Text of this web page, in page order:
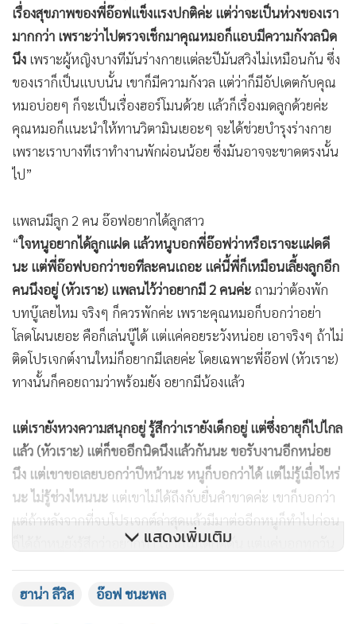
เรื่องสุขภาพของพี่อ๊อฟแข็งแรงปกติค่ะ แต่ว่าจะเป็นห่วงของเรา
มากกว่า เพราะว่าไปตรวจเช็กมาคุณหมอก็แอบมีความกังวลนิด
นึง เพราะผู้หญิงบางทีมันร่างกายแต่ละปีมันสวิงไม่เหมือนกัน ซึ่ง
ของเราก็เป็นแบบนั้น เขาก็มีความกังวล แต่ว่าก็มีอัปเดตกับคุณ
หมอบ่อยๆ ก็จะเป็นเรื่องฮอร์โมนด้วย แล้วก็เรื่องมดลูกด้วยค่ะ
คุณหมอก็แนะนำให้ทานวิตามินเยอะๆ จะได้ช่วยบำรุงร่างกาย
เพราะเราบางทีเราทำงานพักผ่อนน้อย ซึ่งมันอาจจะขาดตรงนั้น
ไป”
แพลนมีลูก 2 คน อ๊อฟอยากได้ลูกสาว
“ใจหนูอยากได้ลูกแฝด แล้วหนูบอกพี่อ๊อฟว่าหรือเราจะแฝดดี
นะ แต่พี่อ๊อฟบอกว่าขอทีละคนเถอะ แค่นี้พี่ก็เหมือนเลี้ยงลูกอีก
คนนึงอยู่ (หัวเราะ) แพลนไว้ว่าอยากมี 2 คนค่ะ ถามว่าต้องพัก
บทบู๊เลยไหม จริงๆ ก็ควรพักค่ะ เพราะคุณหมอก็บอกว่าอย่า
โลดโผนเยอะ คือก็เล่นบู๊ได้ แต่แค่คอยระวังหน่อย เอาจริงๆ ถ้าไม่
ติดโปรเจกต์งานใหม่ก็อยากมีเลยค่ะ โดยเฉพาะพี่อ๊อฟ (หัวเราะ)
ทางนั้นก็คอยถามว่าพร้อมยัง อยากมีน้องแล้ว
แต่เรายังหวงความสนุกอยู่ รู้สึกว่าเรายังเด็กอยู่ แต่ซึ่งอายุก็ไปไกล
แล้ว (หัวเราะ) แต่ก็ขออีกนิดนึงแล้วกันนะ ขอรับงานอีกหน่อย
นึง แต่เขาขอเลยบอกว่าปีหน้านะ หนูก็บอกว่าได้ แต่ไม่รู้เมื่อไหร่
นะ ไม่รู้ช่วงไหนนะ แต่เขาไม่ได้ถึงกับยื่นคำขาดค่ะ เขาก็บอกว่า
แต่ถ้าหลังจากที่จบโปรเจกต์ล่าสุดแล้วมีมาต่ออีกหนูก็ทำไปก่อน
ก็ได้ถ้าหนูยังรู้สึกว่าอยากทำ เขาก็ไม่ได้กดดัน แต่แค่บอกทุกวัน
ว่าอยากมี (หัวเราะ) เขาชัดเจนว่าเขาเขาอยากได้ลูกผู้หญิง ใช่
ต้องไว้หนวดนะ”
แสดงเพิ่มเติม
ฮาน่า ลีวิส อ๊อฟ ชนะพล